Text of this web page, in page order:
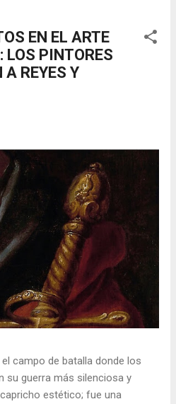
EN EL ARTE
LOS PINTORES
A REYES Y
campo de batalla donde los
su guerra más silenciosa y
estético; fue una